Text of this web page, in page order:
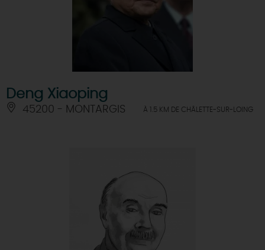
Deng Xiaoping
45200 - MONTARGIS À 1.5 KM DE CHÂLETTE-SUR-LOING